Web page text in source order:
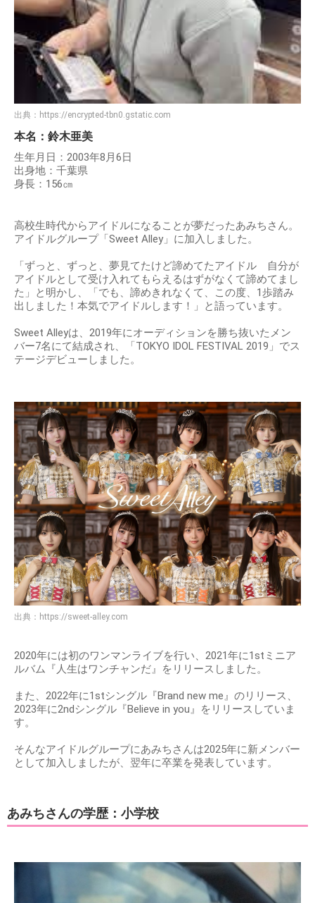
出典： https://encrypted-tbn0.gstatic.com
本名：鈴木亜美
生年月日：2003年8月6日
出身地：千葉県
身長：156㎝
高校生時代からアイドルになることが夢だったあみちさん。
アイドルグループ「Sweet Alley」に加入しました。
「ずっと、ずっと、夢見てたけど諦めてたアイドル 自分が
アイドルとして受け入れてもらえるはずがなくて諦めてまし
た」と明かし、「でも、諦めきれなくて、この度、1歩踏み
出しました！本気でアイドルします！」と語っています。
Sweet Alleyは、2019年にオーディションを勝ち抜いたメン
バー7名にて結成され、「TOKYO IDOL FESTIVAL 2019」でス
テージデビューしました。
出典： https://sweet-alley.com
2020年には初のワンマンライブを行い、2021年に1stミニア
ルバム『人生はワンチャンだ』をリリースしました。
また、2022年に1stシングル『Brand new me』のリリース、
2023年に2ndシングル『Believe in you』をリリースしていま
す。
そんなアイドルグループにあみちさんは2025年に新メンバー
として加入しましたが、翌年に卒業を発表しています。
あみちさんの学歴：小学校